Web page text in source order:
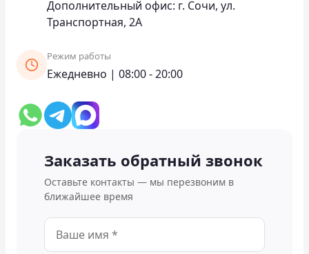
Проверить бонусный счёт
Блог
Оплата
Контакты
Обратный звонок
Дополнительный офис: г. Сочи, ул.
Транспортная, 2А
Режим работы
Ежедневно | 08:00 - 20:00
Заказать обратный звонок
Оставьте контакты — мы перезвоним в
ближайшее время